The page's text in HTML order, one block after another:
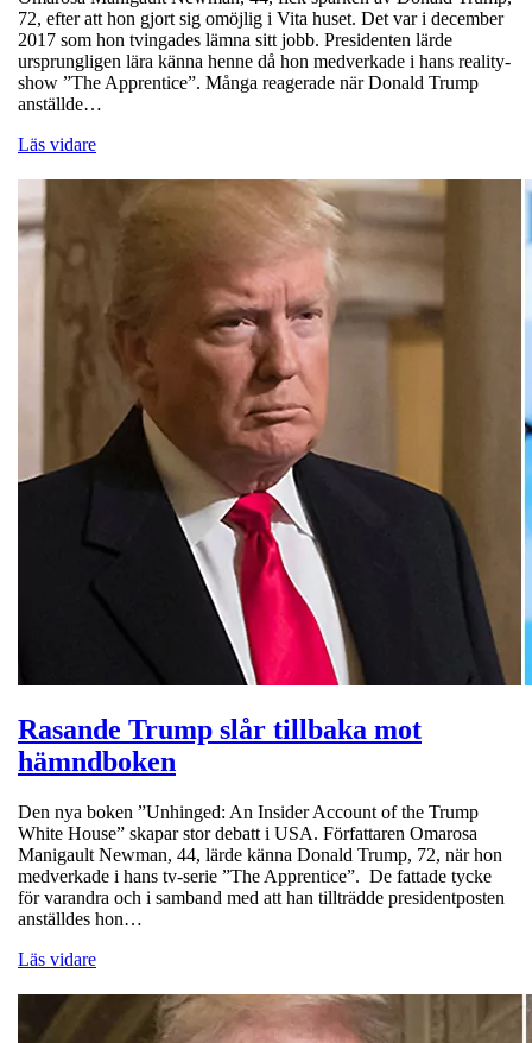
72, efter att hon gjort sig omöjlig i Vita huset. Det var i december
2017 som hon tvingades lämna sitt jobb. Presidenten lärde
ursprungligen lära känna henne då hon medverkade i hans reality-
show ”The Apprentice”. Många reagerade när Donald Trump
anställde…
Läs vidare
Rasande Trump slår tillbaka mot
hämndboken
Den nya boken ”Unhinged: An Insider Account of the Trump
White House” skapar stor debatt i USA. Författaren Omarosa
Manigault Newman, 44, lärde känna Donald Trump, 72, när hon
medverkade i hans tv-serie ”The Apprentice”. De fattade tycke
för varandra och i samband med att han tillträdde presidentposten
anställdes hon…
Läs vidare